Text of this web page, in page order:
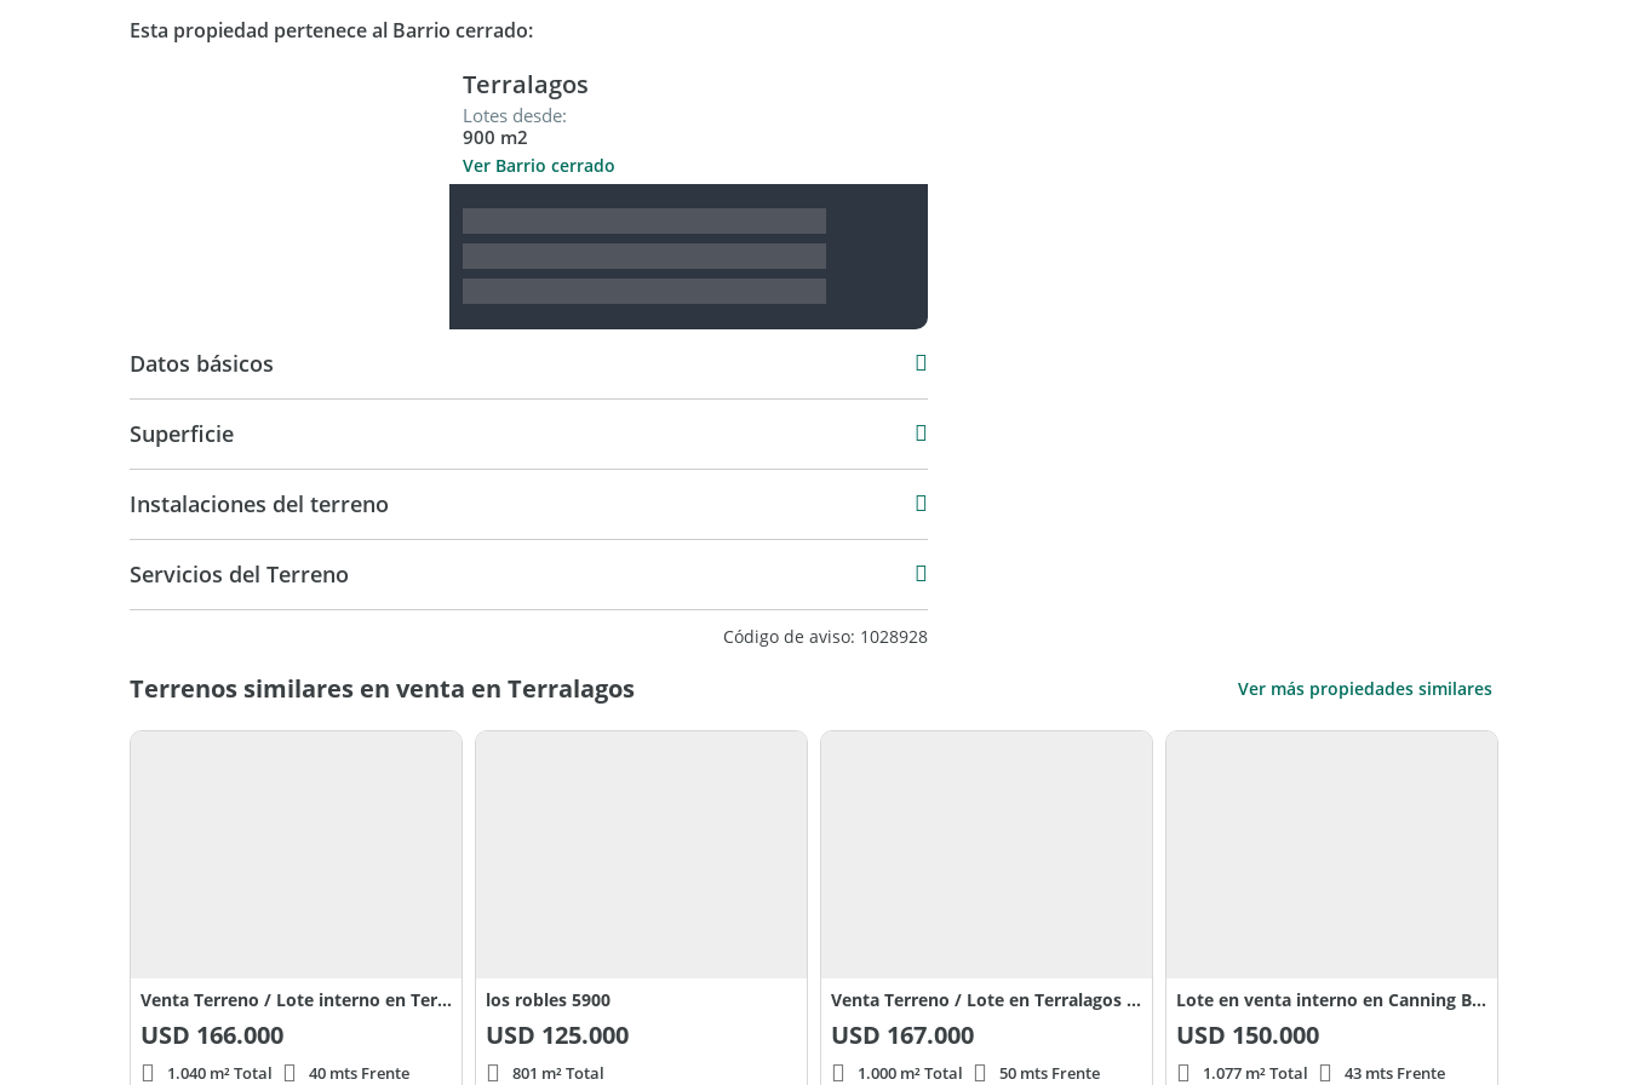
Esta propiedad pertenece al Barrio cerrado:
Terralagos
Lotes desde:
900 m2
Ver Barrio cerrado
Datos básicos
Superficie
Instalaciones del terreno
Servicios del Terreno
Código de aviso: 1028928
Terrenos similares en venta en Terralagos Ver más propiedades similares
Venta Terreno / Lote interno en Terralagos Canning 0
USD 166.000
1.040 m² Total 40 mts Frente
los robles 5900
USD 125.000
801 m² Total
Venta Terreno / Lote en Terralagos Canning 0
USD 167.000
1.000 m² Total 50 mts Frente
Lote en venta interno en Canning Barrio Terralagos
USD 150.000
1.077 m² Total 43 mts Frente